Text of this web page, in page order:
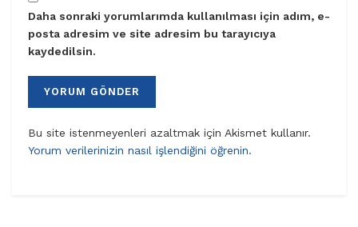
Daha sonraki yorumlarımda kullanılması için adım, e-
posta adresim ve site adresim bu tarayıcıya
kaydedilsin.
Bu site istenmeyenleri azaltmak için Akismet kullanır.
Yorum verilerinizin nasıl işlendiğini öğrenin.